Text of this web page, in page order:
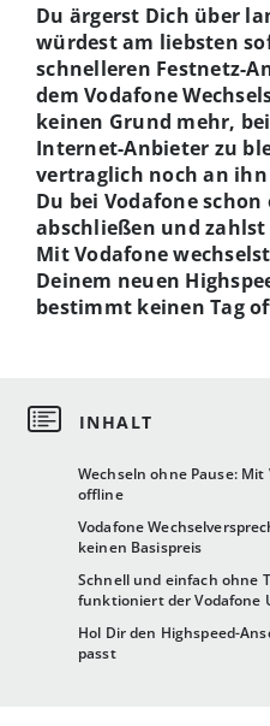
Wechseln ohne Pause:
offline
Vodafone
keinen Basispreis
Schnell und einfach ohne
funktioniert der Vodafone
Hol Dir den Highspeed-
passt
Du ärgerst Dich über
würdest am liebsten
schnelleren Festnetz-
dem Vodafone
keinen Grund mehr,
Internet-Anbieter zu
vertraglich noch an
Du bei Vodafone
abschließen und
Mit Vodafone
Deinem neuen
bestimmt keinen Tag